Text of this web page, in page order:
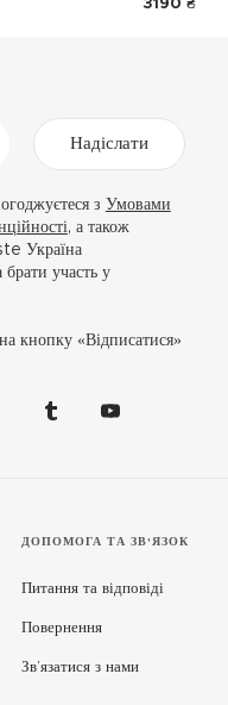
3190 ₴
Надіслати
з Умовами
, а також
Україна
брати участь у
кнопку «Відписатися»
ДОПОМОГА ТА ЗВ'ЯЗОК
Питання та відповіді
Повернення
Зв’язатися з нами